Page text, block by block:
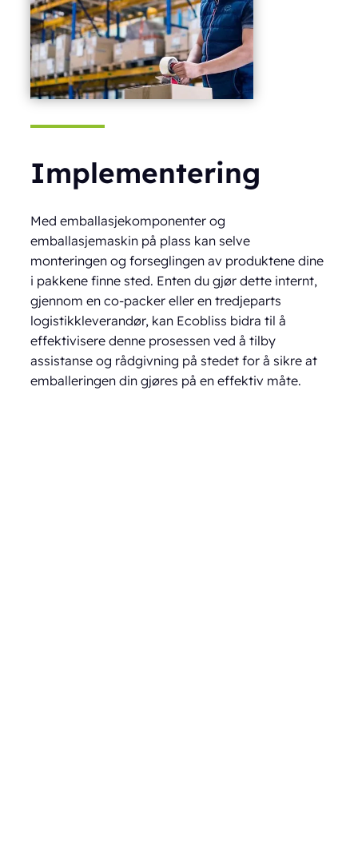
Implementering
Med emballasjekomponenter og
emballasjemaskin på plass kan selve
monteringen og forseglingen av produktene dine
i pakkene finne sted. Enten du gjør dette internt,
gjennom en co-packer eller en tredjeparts
logistikkleverandør, kan Ecobliss bidra til å
effektivisere denne prosessen ved å tilby
assistanse og rådgivning på stedet for å sikre at
emballeringen din gjøres på en effektiv måte.